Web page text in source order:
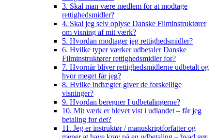
3. Skal man være medlem for at modtage
rettighedsmidler?
4. Skal jeg selv oplyse Danske Filminstruktører
om visning af mit værk?
5. Hvordan modtager jeg rettighedsmidler?
6. Hvilke typer værker udbetaler Danske
Filminstruktører rettighedsmidler for?
7. Hvornår bliver rettighedsmidlerne udbetalt og
hvor meget får jeg?
8. Hvilke indtægter giver de forskellige
visninger?
9. Hvordan beregner I udbetalingerne?
10. Mit værk er blevet vist i udlandet – får jeg
betaling for det?
11. Jeg er instruktør / manuskriptforfatter og